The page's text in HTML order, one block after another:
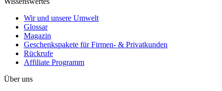
Wir und unsere Umwelt
Glossar
Magazin
Geschenkspakete für Firmen- & Privatkunden
Rückrufe
Affiliate Programm
Über uns